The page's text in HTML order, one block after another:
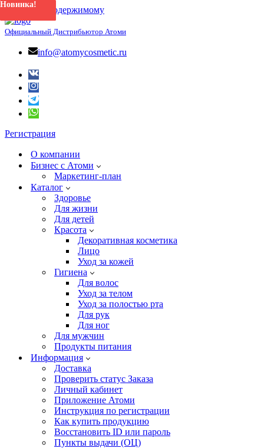
Перейти к содержимому
Официальный Дистрибьютор Атоми
info@atomycosmetic.ru
Регистрация
О компании
Бизнес с Атоми
Маркетинг-план
Каталог
Здоровье
Для жизни
Для детей
Красота
Декоративная косметика
Лицо
Уход за кожей
Гигиена
Для волос
Уход за телом
Уход за полостью рта
Для рук
Для ног
Для мужчин
Продукты питания
Информация
Доставка
Проверить статус Заказа
Личный кабинет
Приложение Атоми
Инструкция по регистрации
Как купить продукцию
Восстановить ID или пароль
Пункты выдачи (ОЦ)
Новинка!
Новинка!
Новинка!
Новинка!
Новинка!
Новинка!
Новинка!